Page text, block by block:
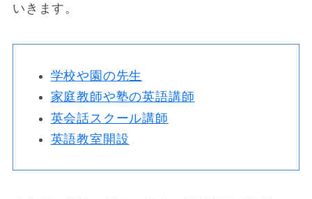
いきます。
学校や園の先生
家庭教師や塾の英語講師
英会話スクール講師
英語教室開設